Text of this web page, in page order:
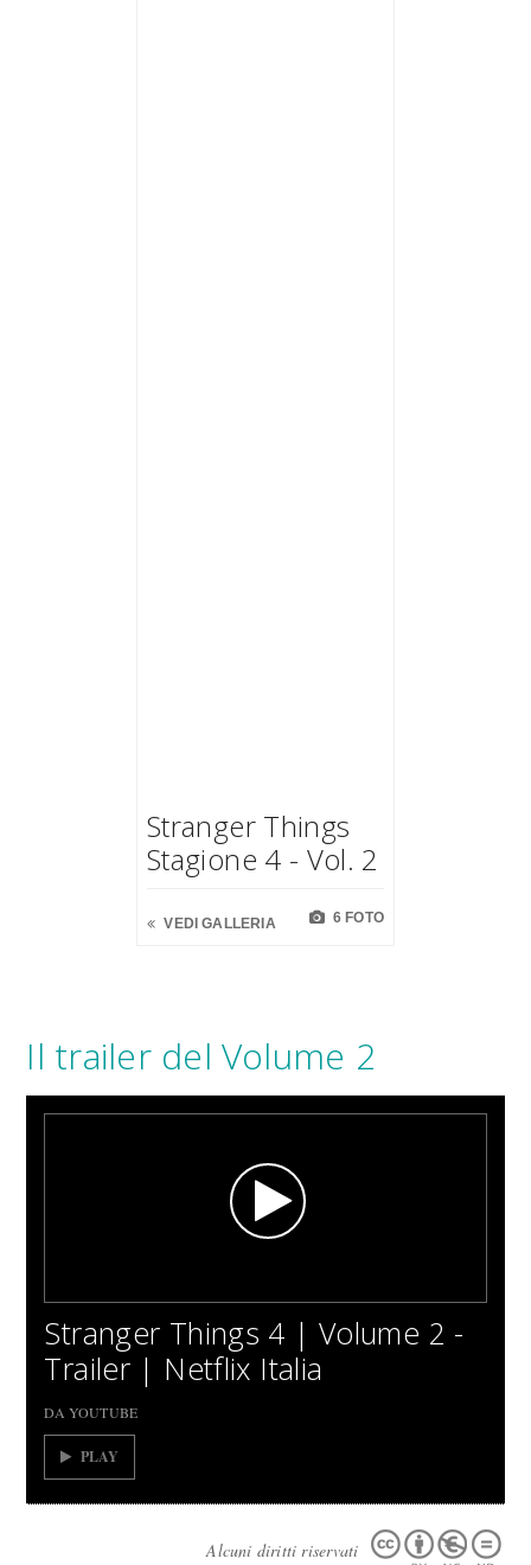
Stranger Things
Stagione 4 - Vol. 2
VEDI GALLERIA 6 FOTO
Il trailer del Volume 2
Stranger Things 4 | Volume 2 -
Trailer | Netflix Italia
DA YOUTUBE
PLAY
Alcuni diritti riservati